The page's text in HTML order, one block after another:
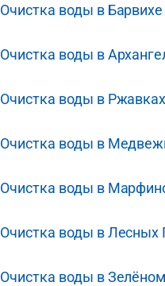
Очистка воды в Барвихе
Очистка воды в
Очистка воды в Ржавках
Очистка воды в
Очистка воды в
Очистка воды в Лесных
Очистка воды в Зелёном